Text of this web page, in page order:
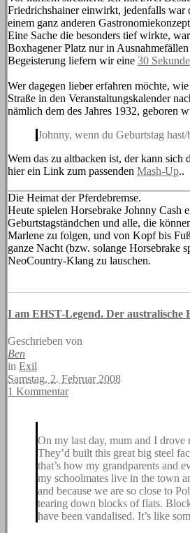
Friedrichshainer einwirkt, jedenfalls war
einem ganz anderen
Eine Sache die besonders tief wirkte,
Boxhagener Platz nur in
Begeisterung liefern wir eine 30
Wer dagegen lieber erfahren möchte,
Straße in den Veranstaltungskalender
nämlich dem des Jahres 1932, geboren
Johnny, wenn du Geburtstag
Wem das zu altbacken ist, der kann
hier ein Link zum passenden Mash-Up..
Die Heimat der Pferdebremse.
Heute spielen Horsebrake Johnny Cash
Geburtstagständchen und alle, die
Marlene zu folgen, und von Kopf bis
ganze Nacht (bzw. solange Horsebrake
NeoCountry-Klang zu lauschen.
I am EHST-Legend. Der australische
Geschrieben von
Ben
in Exil
Samstag, 2. Februar 2008
1 Kommentar
On my last day, mum and I
They’d built this great big steel
that’s how my grandparents and
my schoolmates live in the town
and because we are so close to
tearing down blocks of flats.
have been vandalised. It’s like